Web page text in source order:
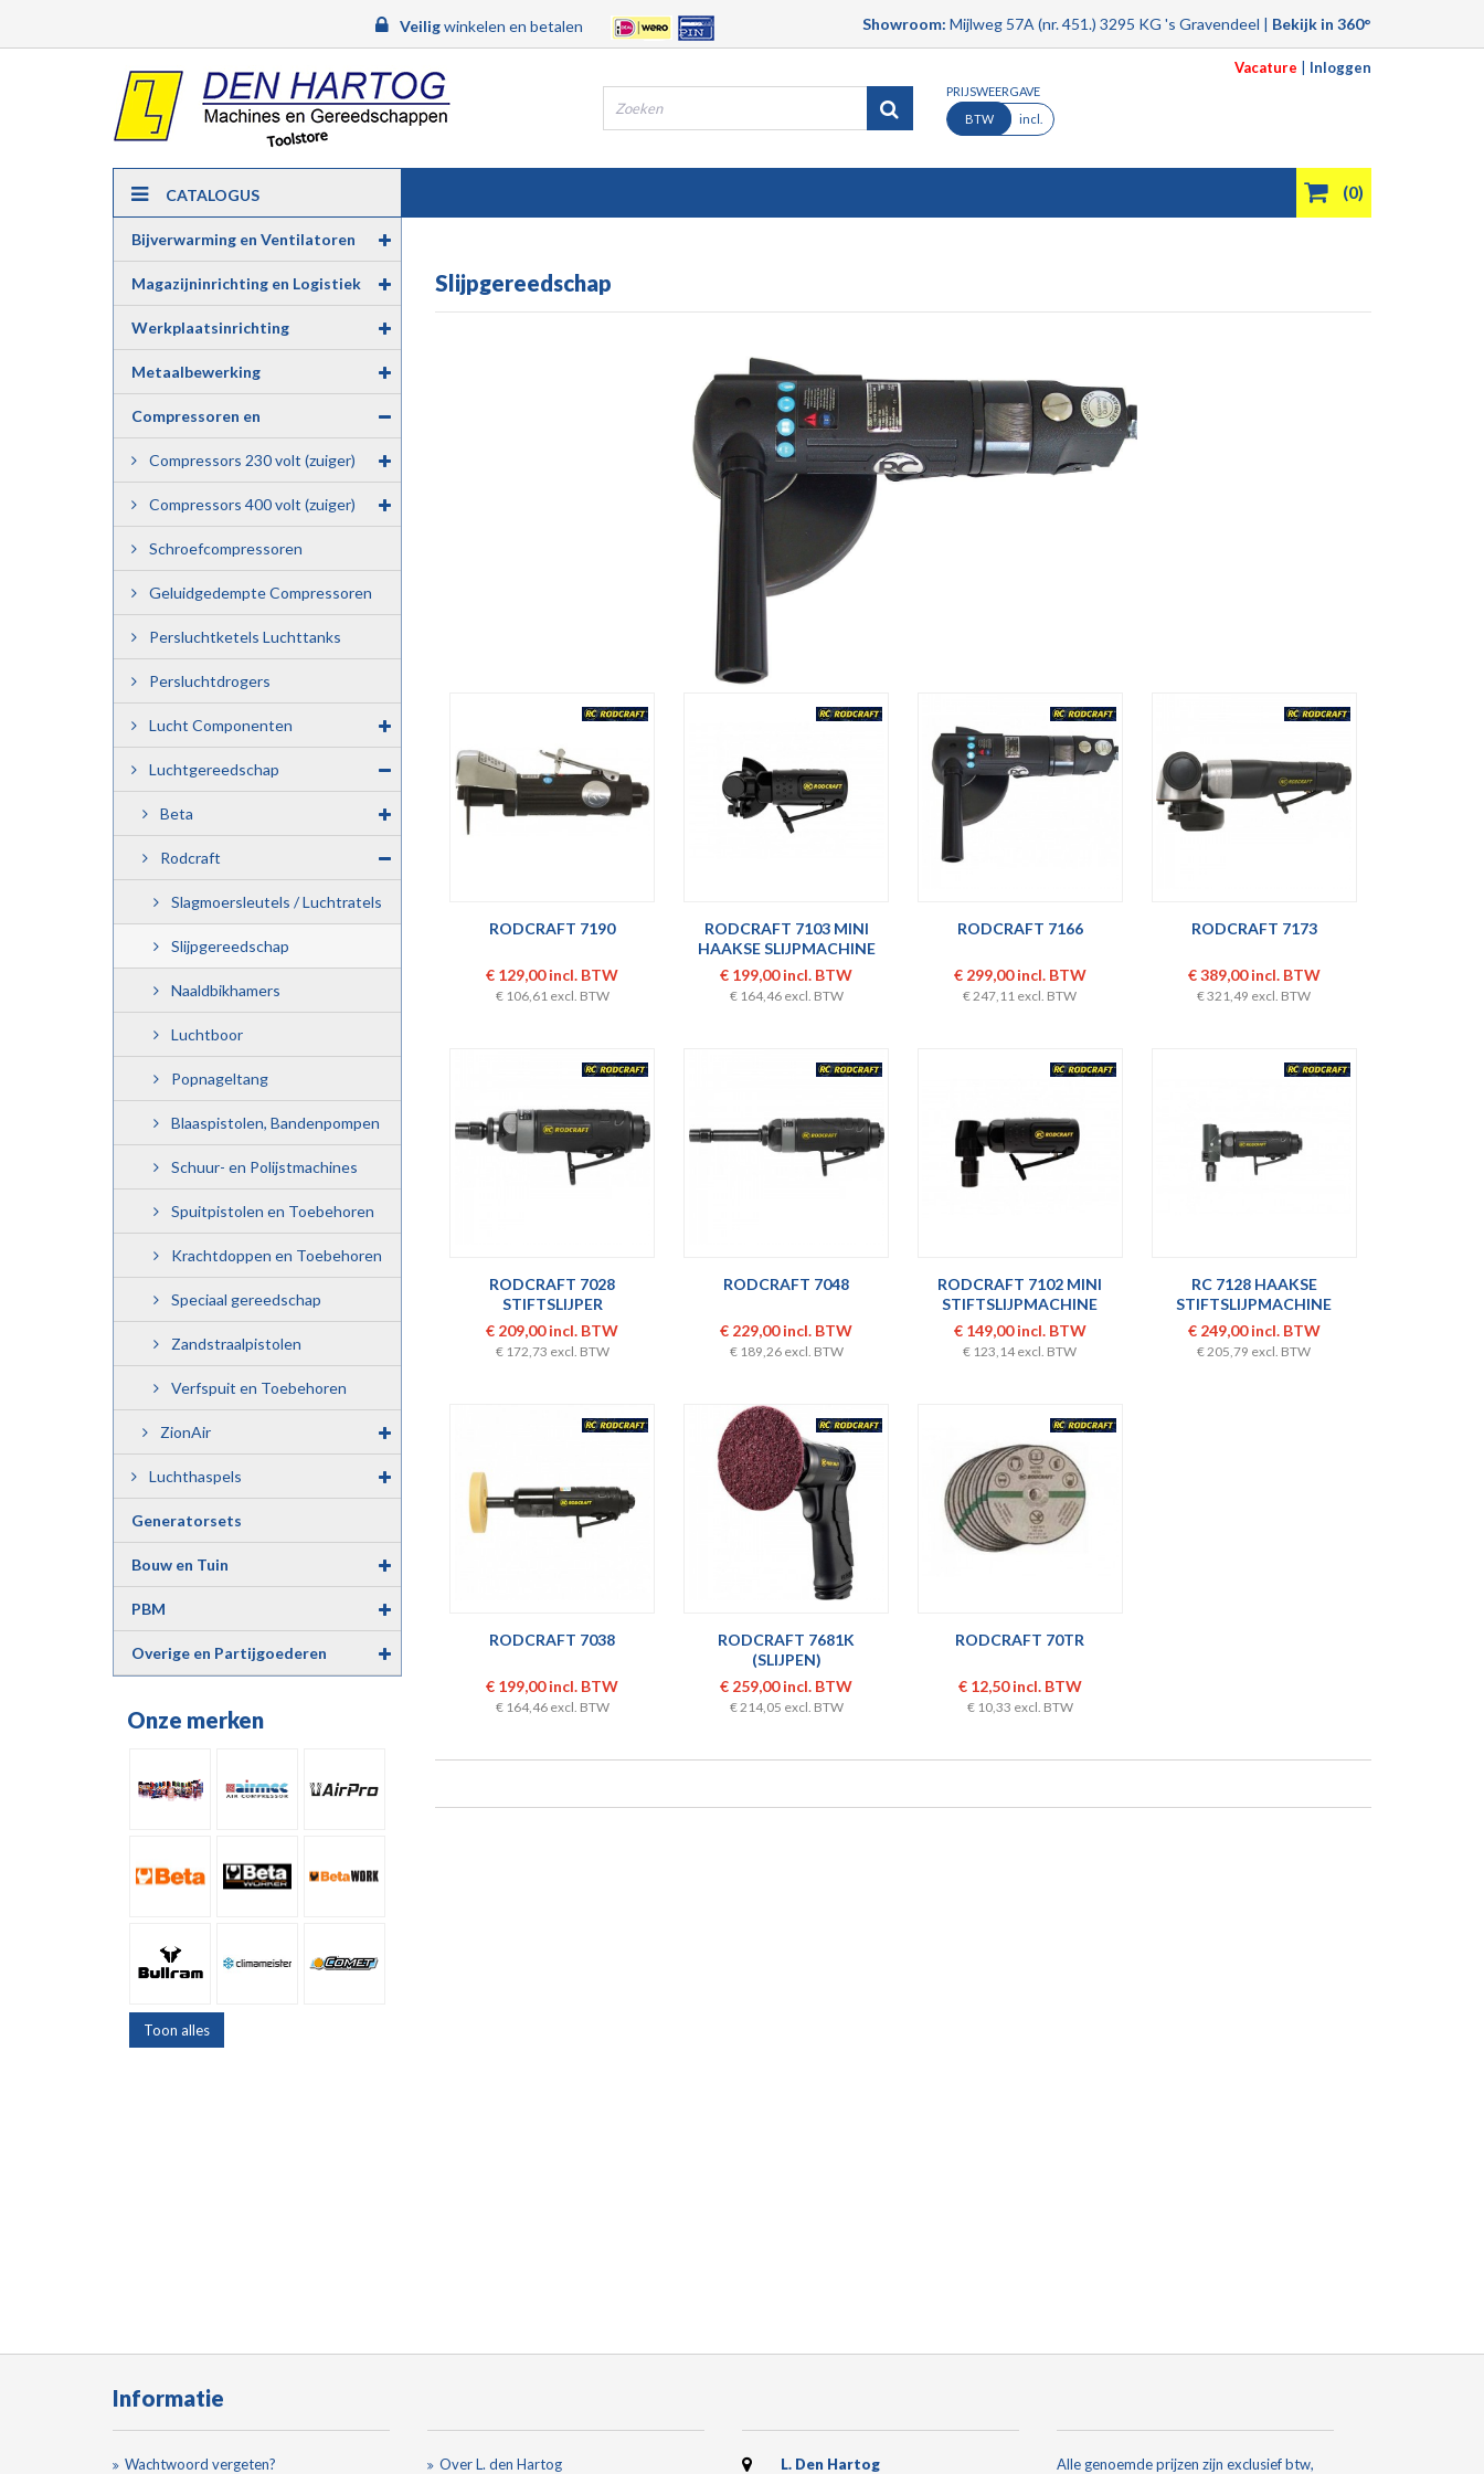
Veiligwinkelen en betalen Showroom: Mijlweg 57A (nr. 451.) 3295 KG 's Gravendeel | Bekijk in 360°
PRIJSWEERGAVE
BTW
incl.
Vacature Inloggen
(0)
CATALOGUS
Bijverwarming en Ventilatoren
Magazijninrichting en Logistiek
Werkplaatsinrichting
Metaalbewerking
Compressoren en
Luchtgereedschap
Compressors 230 volt (zuiger)
Compressors 400 volt (zuiger)
Schroefcompressoren
Geluidgedempte Compressoren
Persluchtketels Luchttanks
Persluchtdrogers
Lucht Componenten
Luchtgereedschap
Beta
Rodcraft
Slagmoersleutels / Luchtratels
Slijpgereedschap
Naaldbikhamers
Luchtboor
Popnageltang
Blaaspistolen, Bandenpompen
Schuur- en Polijstmachines
Spuitpistolen en Toebehoren
Krachtdoppen en Toebehoren
Speciaal gereedschap
Zandstraalpistolen
Verfspuit en Toebehoren
ZionAir
Luchthaspels
Generatorsets
Bouw en Tuin
PBM
Overige en Partijgoederen
Onze merken
Toon alles
Slijpgereedschap
RODCRAFT 7190
€ 129,00 incl. BTW
€ 106,61 excl. BTW
RODCRAFT 7103 MINI
HAAKSE SLIJPMACHINE
€ 199,00 incl. BTW
€ 164,46 excl. BTW
RODCRAFT 7166
€ 299,00 incl. BTW
€ 247,11 excl. BTW
RODCRAFT 7173
€ 389,00 incl. BTW
€ 321,49 excl. BTW
RODCRAFT 7028
STIFTSLIJPER
€ 209,00 incl. BTW
€ 172,73 excl. BTW
RODCRAFT 7048
€ 229,00 incl. BTW
€ 189,26 excl. BTW
RODCRAFT 7102 MINI
STIFTSLIJPMACHINE
€ 149,00 incl. BTW
€ 123,14 excl. BTW
RC 7128 HAAKSE
STIFTSLIJPMACHINE
€ 249,00 incl. BTW
€ 205,79 excl. BTW
RODCRAFT 7038
€ 199,00 incl. BTW
€ 164,46 excl. BTW
RODCRAFT 7681K
(SLIJPEN)
€ 259,00 incl. BTW
€ 214,05 excl. BTW
RODCRAFT 70TR
€ 12,50 incl. BTW
€ 10,33 excl. BTW
Informatie
Wachtwoord vergeten? Over L. den Hartog L. Den Hartog Alle genoemde prijzen zijn exclusief btw,